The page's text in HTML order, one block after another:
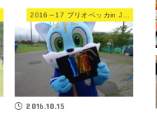
2016.10.15